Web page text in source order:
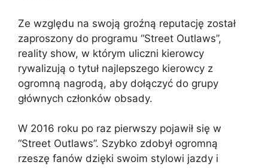
Ze względu na swoją groźną reputację został
zaproszony do programu “Street Outlaws”,
reality show, w którym uliczni kierowcy
rywalizują o tytuł najlepszego kierowcy z
ogromną nagrodą, aby dołączyć do grupy
głównych członków obsady.
W 2016 roku po raz pierwszy pojawił się w
“Street Outlaws”. Szybko zdobył ogromną
rzeszę fanów dzięki swoim stylowi jazdy i